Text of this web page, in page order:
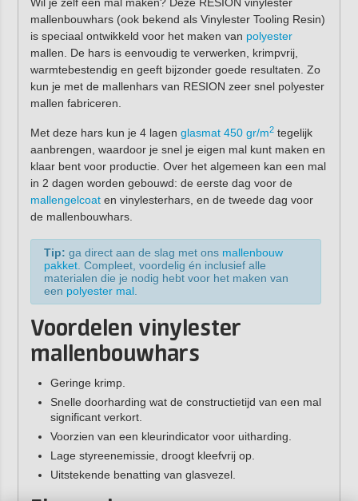
mallenbouwhars (ook bekend als Vinylester Tooling Resin)
is speciaal ontwikkeld voor het maken van polyester
mallen. De hars is eenvoudig te verwerken, krimpvrij,
warmtebestendig en geeft bijzonder goede resultaten. Zo
kun je met de mallenhars van RESION zeer snel polyester
mallen fabriceren.
Met deze hars kun je 4 lagen glasmat 450 gr/m2tegelijk
aanbrengen, waardoor je snel je eigen mal kunt maken en
klaar bent voor productie. Over het algemeen kan een mal
in 2 dagen worden gebouwd: de eerste dag voor de
mallengelcoaten vinylesterhars, en de tweede dag voor
de mallenbouwhars.
Tip: ga direct aan de slag met ons mallenbouw
pakket. Compleet, voordelig én inclusief alle
materialen die je nodig hebt voor het maken van
een polyester mal.
Voordelen vinylester
mallenbouwhars
Geringe krimp.
Snelle doorharding wat de constructietijd van een mal
significant verkort.
Voorzien van een kleurindicator voor uitharding.
Lage styreenemissie, droogt kleefvrij op.
Uitstekende benatting van glasvezel.